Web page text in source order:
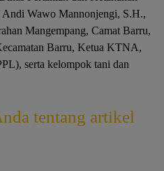
Wawo Mannonjengi, S.H.,
Mangempang, Camat Barru,
Barru, Ketua KTNA,
serta kelompok tani dan
tentang artikel